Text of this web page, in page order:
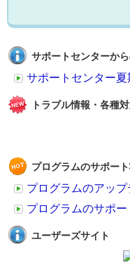
サポートセンターか
サポートセンター夏
トラブル情報・各種
プログラムのサポー
プログラムのアップ
プログラムのサポ
ユーザーズサイト